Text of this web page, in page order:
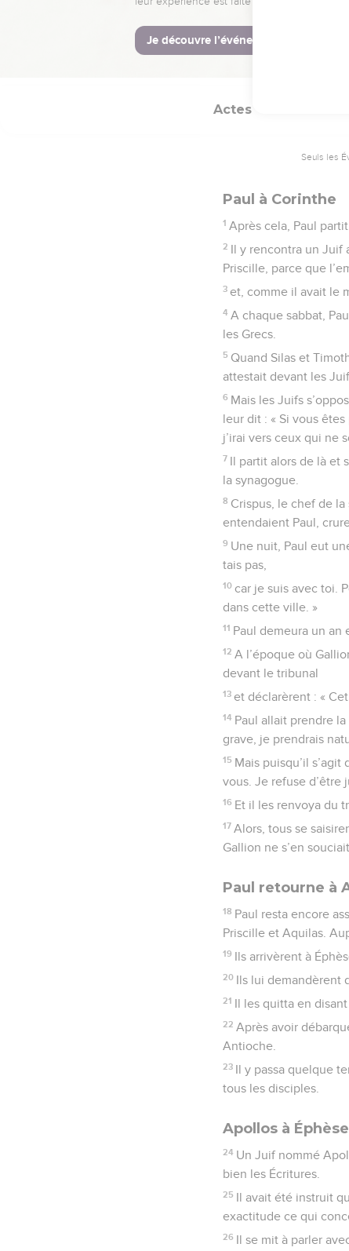
l’Aréopage, une
© Société biblique
Actes
Seuls les
Paul à Corinthe
1 Après cela, Paul
2 Il y rencontra un Juif
Priscille, parce que
3 et, comme il avait le
4 A chaque sabbat,
les Grecs.
5 Quand Silas et
attestait devant les
6 Mais les Juifs
leur dit : « Si vous
j’irai vers ceux qui ne
7 Il partit alors de là et
la synagogue.
8 Crispus, le chef de
entendaient Paul,
9 Une nuit, Paul eut
tais pas,
10 car je suis avec toi.
dans cette ville. »
11 Paul demeura un an
12 A l’époque où
devant le tribunal
13 et déclarèrent : «
14 Paul allait prendre la
grave, je prendrais
15 Mais puisqu’il
vous. Je refuse d’être
16 Et il les renvoya du
17 Alors, tous se
Gallion ne s’en souciait
Paul retourne à
18 Paul resta encore
Priscille et Aquilas.
19 Ils arrivèrent à
20 Ils lui demandèrent
21 Il les quitta en
22 Après avoir
Antioche.
23 Il y passa quelque
tous les disciples.
Apollos à
24 Un Juif nommé
bien les Écritures.
25 Il avait été instruit
exactitude ce qui
26 Il se mit à parler